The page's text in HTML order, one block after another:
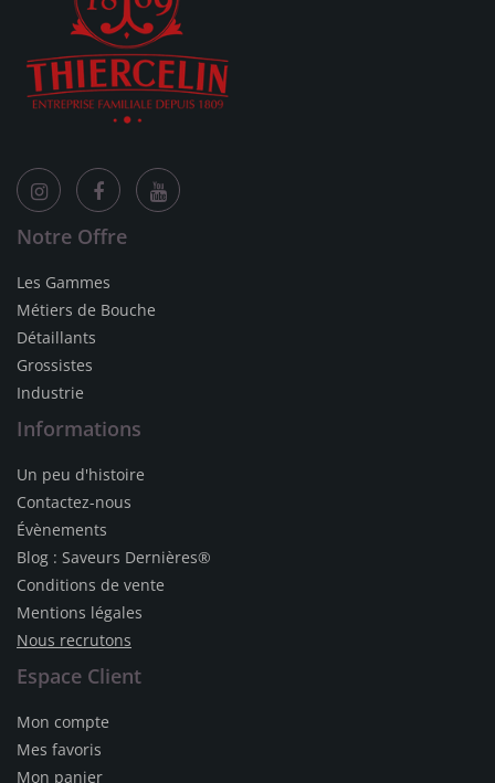
Notre Offre
Les Gammes
Métiers de Bouche
Détaillants
Grossistes
Industrie
Informations
Un peu d'histoire
Contactez-nous
Évènements
Blog : Saveurs Dernières®
Conditions de vente
Mentions légales
Nous recrutons
Espace Client
Mon compte
Mes favoris
Mon panier